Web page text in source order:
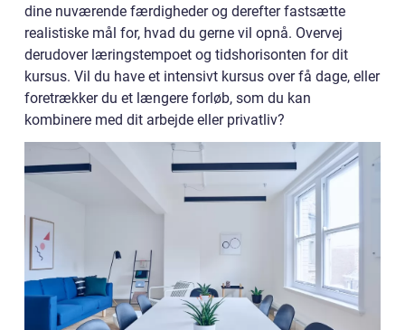
dine nuværende færdigheder og derefter fastsætte
realistiske mål for, hvad du gerne vil opnå. Overvej
derudover læringstempoet og tidshorisonten for dit
kursus. Vil du have et intensivt kursus over få dage, eller
foretrækker du et længere forløb, som du kan
kombinere med dit arbejde eller privatliv?